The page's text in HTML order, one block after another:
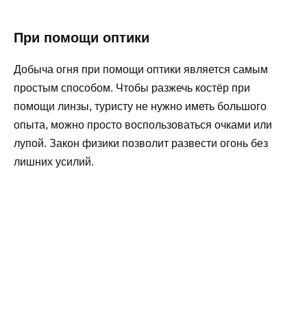
При помощи оптики
Добыча огня при помощи оптики является самым
простым способом. Чтобы разжечь костёр при
помощи линзы, туристу не нужно иметь большого
опыта, можно просто воспользоваться очками или
лупой. Закон физики позволит развести огонь без
лишних усилий.